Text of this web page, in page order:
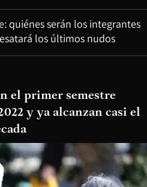
quiénes serán los integrantes
los últimos nudos
el primer semestre
y ya alcanzan casi el